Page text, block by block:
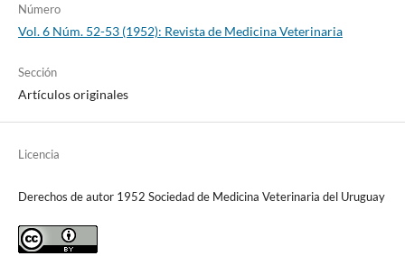
Número
Vol. 6 Núm. 52-53 (1952): Revista de Medicina Veterinaria
Sección
Artículos originales
Licencia
Derechos de autor 1952 Sociedad de Medicina Veterinaria del Uruguay